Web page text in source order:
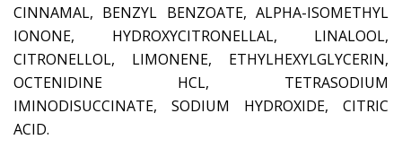
CINNAMAL, BENZYL BENZOATE, ALPHA-ISOMETHYL
IONONE, HYDROXYCITRONELLAL, LINALOOL,
CITRONELLOL, LIMONENE, ETHYLHEXYLGLYCERIN,
OCTENIDINE HCL, TETRASODIUM
IMINODISUCCINATE, SODIUM HYDROXIDE, CITRIC
ACID.